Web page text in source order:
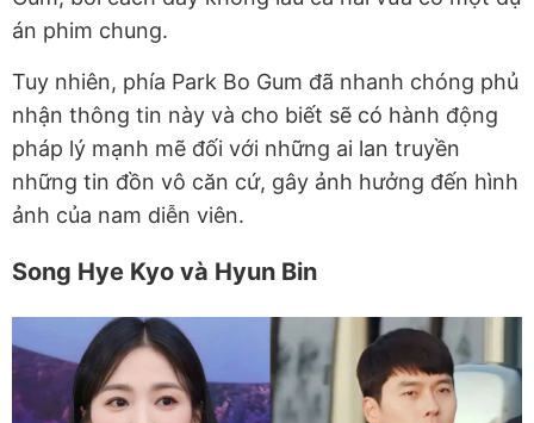
án phim chung.
Tuy nhiên, phía Park Bo Gum đã nhanh chóng phủ
nhận thông tin này và cho biết sẽ có hành động
pháp lý mạnh mẽ đối với những ai lan truyền
những tin đồn vô căn cứ, gây ảnh hưởng đến hình
ảnh của nam diễn viên.
Song Hye Kyo và Hyun Bin